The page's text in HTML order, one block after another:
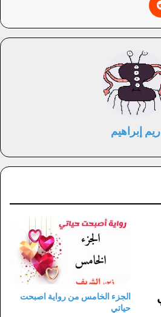
ريم إبراهيم
الجزء الخامس من رواية اصبحت
حياتي